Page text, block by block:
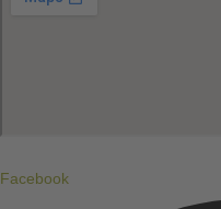
Facebook